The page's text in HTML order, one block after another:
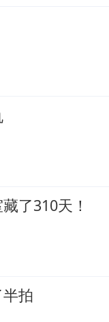
了310天！
拍